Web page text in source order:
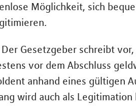
Möglichkeit, sich
Gesetzgeber schreibt
vor dem Abschluss
anhand eines gültigen
wird auch als Legitimation